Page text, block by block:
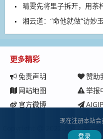
晴雯先将里子拆开，用茶
湘云道：“命他就做“访妙
更多精彩
免责声明 赞助
网站地图
举报
官方微博
2022-2027 AIGIP
现在注册本站会
登录